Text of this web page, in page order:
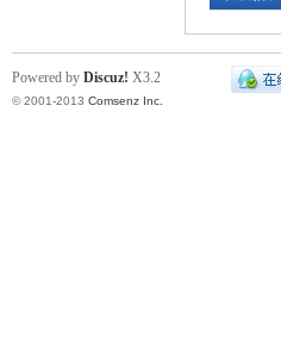
Powered by Discuz! X3.2
© 2001-2013 Comsenz Inc.